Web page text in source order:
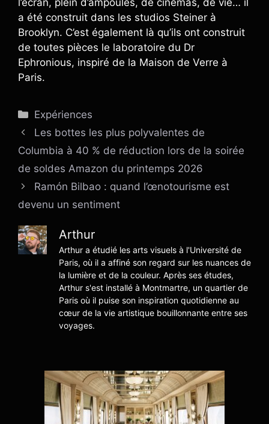
a été construit dans les studios Steiner à
Brooklyn. C’est également là qu’ils ont construit
de toutes pièces le laboratoire du Dr
Ephronious, inspiré de la Maison de Verre à
Paris.
Catégories
Expériences
Les bottes les plus polyvalentes de
Columbia à 40 % de réduction lors de la soirée
de soldes Amazon du printemps 2026
Ramón Bilbao : quand l’œnotourisme est
devenu un sentiment
Arthur
Arthur a étudié les arts visuels à l'Université de
Paris, où il a affiné son regard sur les nuances de
la lumière et de la couleur. Après ses études,
Arthur s'est installé à Montmartre, un quartier de
Paris où il puise son inspiration quotidienne au
cœur de la vie artistique bouillonnante entre ses
voyages.